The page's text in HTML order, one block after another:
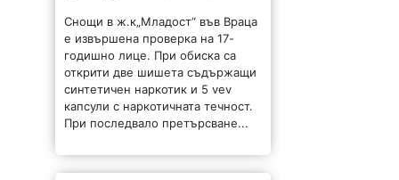
Снощи в ж.к„Младост“ във Враца
е извършена проверка на 17-
годишно лице. При обиска са
открити две шишета съдържащи
синтетичен наркотик и 5 vev
капсули с наркотичната течност.
При последвало претърсване...